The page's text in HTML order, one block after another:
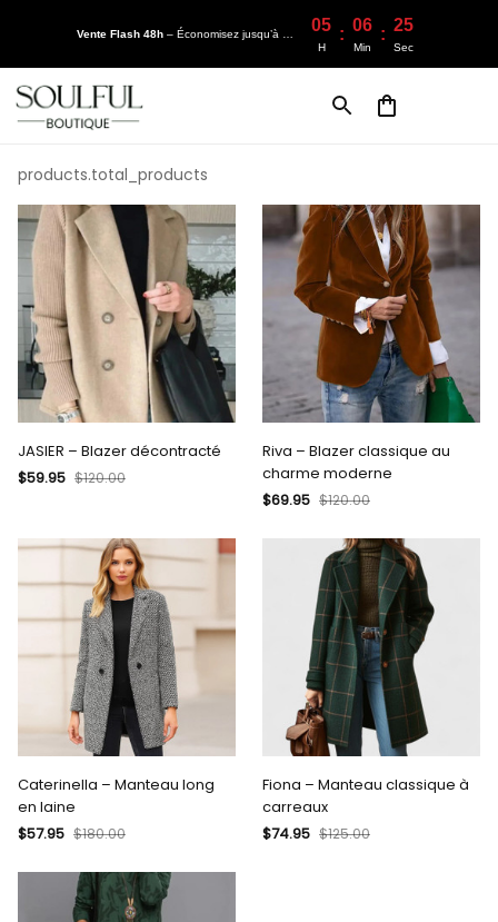
Vente Flash 48h – Économisez jusqu’à 50% ! 05
H
: 06
Min
: 25
Sec
products.total_products
JASIER – Blazer décontracté
$59.95 $120.00
Riva – Blazer classique au
charme moderne
$69.95 $120.00
Caterinella – Manteau long
en laine
$57.95 $180.00
Fiona – Manteau classique à
carreaux
$74.95 $125.00